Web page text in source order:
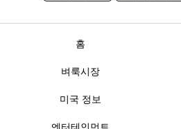
홈
벼룩시장
미국 정보